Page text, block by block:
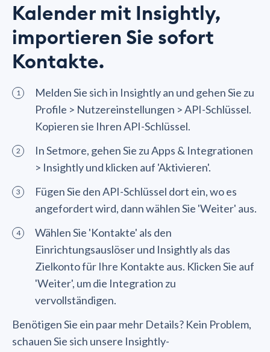
Kalender mit Insightly,
importieren Sie sofort
Kontakte.
Melden Sie sich in Insightly an und gehen Sie zu
Profile > Nutzereinstellungen > API-Schlüssel.
Kopieren sie Ihren API-Schlüssel.
In Setmore, gehen Sie zu Apps & Integrationen
> Insightly und klicken auf 'Aktivieren'.
Fügen Sie den API-Schlüssel dort ein, wo es
angefordert wird, dann wählen Sie 'Weiter' aus.
Wählen Sie 'Kontakte' als den
Einrichtungsauslöser und Insightly als das
Zielkonto für Ihre Kontakte aus. Klicken Sie auf
'Weiter', um die Integration zu
vervollständigen.
Benötigen Sie ein paar mehr Details? Kein Problem,
schauen Sie sich unsere Insightly-